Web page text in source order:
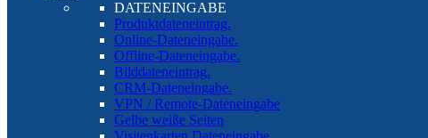
DATENEINGABE
Produktdateneintrag.
Online-Dateneingabe.
Offline-Dateneingabe.
Bilddateneintrag.
CRM-Dateneingabe.
VPN / Remote-Dateneingabe
Gelbe weiße Seiten